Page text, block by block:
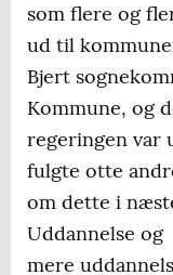
som flere og
ud til
Bjert
Kommune, og
regeringen var
fulgte otte
om dette i
Uddannelse og
mere